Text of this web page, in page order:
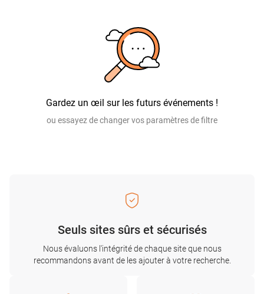
Gardez un œil sur les futurs événements !
ou essayez de changer vos paramètres de filtre
Seuls sites sûrs et sécurisés
Nous évaluons l'intégrité de chaque site que nous
recommandons avant de les ajouter à votre recherche.